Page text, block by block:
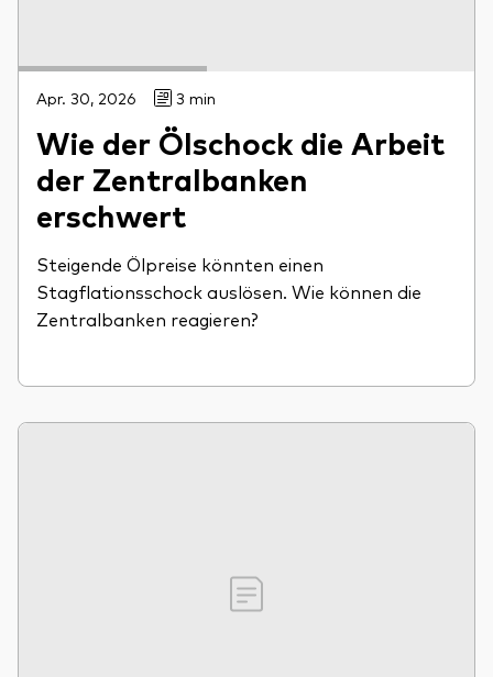
Apr. 30, 2026 3 min
Wie der Ölschock die Arbeit
der Zentralbanken
erschwert
Steigende Ölpreise könnten einen
Stagflationsschock auslösen. Wie können die
Zentralbanken reagieren?